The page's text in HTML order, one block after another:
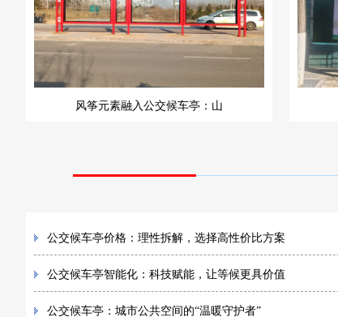
风筝元素融入公交候车亭：山
公交候车亭价格：理性拆解，选择高性价比方案
公交候车亭智能化：科技赋能，让等候更具价值
公交候车亭：城市公共空间的“温暖守护者”